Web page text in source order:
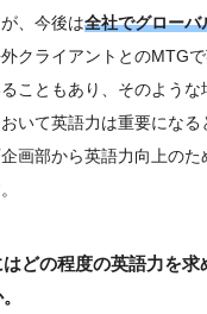
、今後は全社でグローバ
クライアントとのMTG
こともあり、そのような
いて英語力は重要になる
画部から英語力向上のた
どの程度の英語力を求